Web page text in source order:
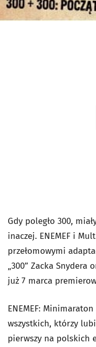
Gdy poległo 300,
inaczej. ENEMEF i
przełomowymi
„300” Zacka Snydera
już 7 marca
ENEMEF:
wszystkich, którzy
pierwszy na polskich